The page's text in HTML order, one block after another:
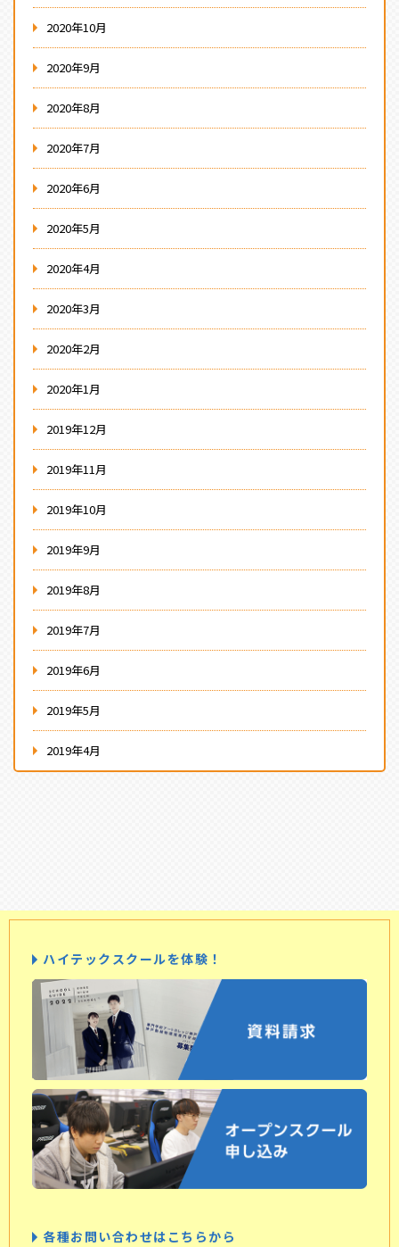
2020年10月
2020年9月
2020年8月
2020年7月
2020年6月
2020年5月
2020年4月
2020年3月
2020年2月
2020年1月
2019年12月
2019年11月
2019年10月
2019年9月
2019年8月
2019年7月
2019年6月
2019年5月
2019年4月
ハイテックスクールを体験！
各種お問い合わせはこちらから